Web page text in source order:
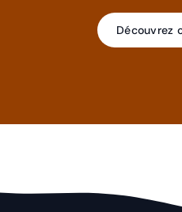
Découvrez